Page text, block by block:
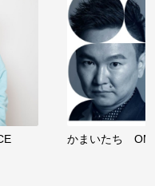
かまいたち